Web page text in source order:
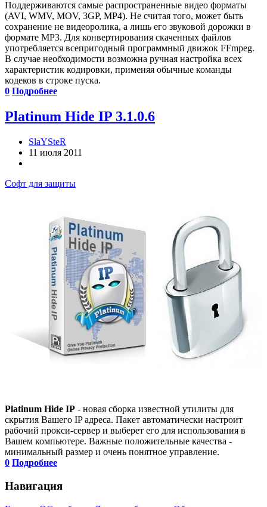
Поддерживаются самые распространенные видео форматы
(AVI, WMV, MOV, 3GP, MP4). Не считая того, может быть
сохранение не видеоролика, а лишь его звуковой дорожки в
формате MP3. Для конвертирования скаченных файлов
употребляется всепригодный программный движок FFmpeg.
В случае необходимости возможна ручная настройка всех
характеристик кодировки, применяя обычные команды
кодеков в строке пуска.
0 Подробнее
Platinum Hide IP 3.1.0.6
SlaYSteR
11 июля 2011
Софт для защиты
Platinum Hide IP - новая сборка известной утилиты для
скрытия Вашего IP адреса. Пакет автоматически настроит
рабочий прокси-сервер и выберет его для использования в
Вашем компьютере. Важные положительные качества -
минимальный размер и очень понятное управление.
0 Подробнее
Навигация